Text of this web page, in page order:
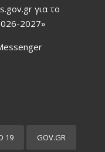
για το
2027»
19 GOV.GR